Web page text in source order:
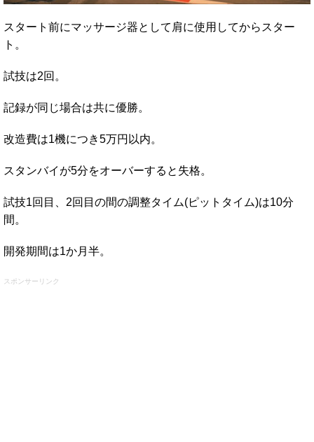
スタート前にマッサージ器として肩に使用してからスター
ト。
試技は2回。
記録が同じ場合は共に優勝。
改造費は1機につき5万円以内。
スタンバイが5分をオーバーすると失格。
試技1回目、2回目の間の調整タイム(ピットタイム)は10分
間。
開発期間は1か月半。
スポンサーリンク